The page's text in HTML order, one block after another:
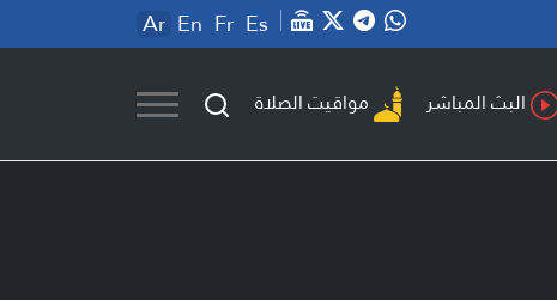
Ar En Fr Es
البث المباشر مواقيت الصلاة